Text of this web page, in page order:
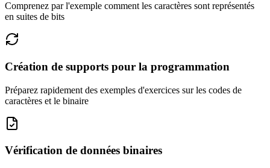
Comprenez par l'exemple comment les caractères sont représentés
en suites de bits
Création de supports pour la programmation
Préparez rapidement des exemples d'exercices sur les codes de
caractères et le binaire
Vérification de données binaires